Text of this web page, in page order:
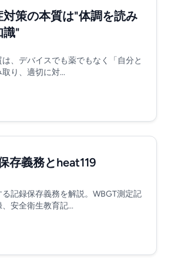
対策の本質は"体調を読み
識"
、デバイスでも薬でもなく「自分と
り、適切に対...
存義務とheat119
記録保存義務を解説。WBGT測定記
安全衛生教育記...